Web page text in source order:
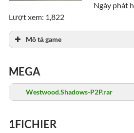
Ngày phát
Lượt xem: 1,822
Mô tả game
MEGA
Westwood.Shadows-P2P.rar
1FICHIER